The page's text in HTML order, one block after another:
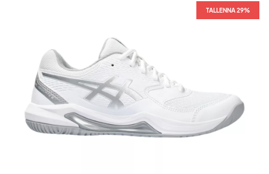
TALLENNA 29%
TALLENNA 29%
TALLENNA 29%
TALLENNA 29%
TALLENNA 29%
TALLENNA 29%
TALLENNA 29%